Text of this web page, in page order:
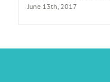
June 13th, 2017